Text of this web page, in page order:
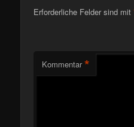
Erforderliche Felder sind mit
Kommentar *